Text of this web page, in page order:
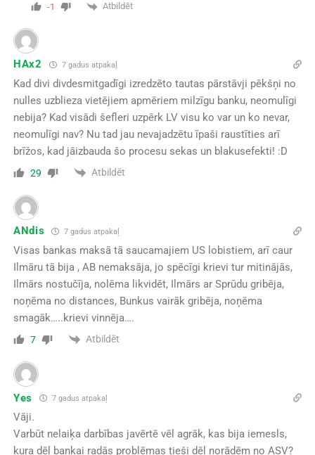
-1 Atbildēt
HAx2 7 gadus atpakaļ
Kad divi divdesmitgadīgi izredzēto tautas pārstāvji pēkšņi no
nulles uzblieza vietējiem apmēriem milzīgu banku, neomulīgi
nebija? Kad visādi šefleri uzpērk LV visu ko var un ko nevar,
neomulīgi nav? Nu tad jau nevajadzētu īpaši raustīties arī
brīžos, kad jāizbauda šo procesu sekas un blakusefekti! :D
29 Atbildēt
ANdis 7 gadus atpakaļ
Visas bankas maksā tā saucamajiem US lobistiem, arī caur
Ilmāru tā bija , AB nemaksāja, jo spēcīgi krievi tur mitinājās,
Ilmārs nostučīja, nolēma likvidēt, Ilmārs ar Sprūdu gribēja,
noņēma no distances, Bunkus vairāk gribēja, noņēma
smagāk…..krievi vinnēja….
7 Atbildēt
Yes 7 gadus atpakaļ
Vāji.
Varbūt nelaiķa darbības javērtē vēl agrāk, kas bija iemesls,
kura dēļ bankai radās problēmas tieši dēļ norādēm no ASV?